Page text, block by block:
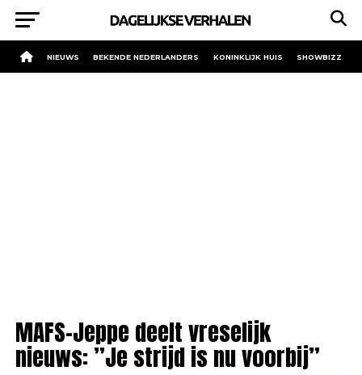
NIEUWS BEKENDE NEDERLANDERS KONINKLIJK HUIS SHOWBIZZ
MAFS-Jeppe deelt vreselijk
nieuws: ”Je strijd is nu voorbij”